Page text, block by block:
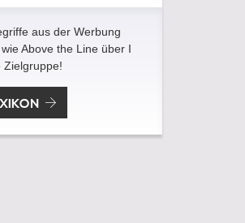
aus der Werbung
Above the Line über I
Zielgruppe!